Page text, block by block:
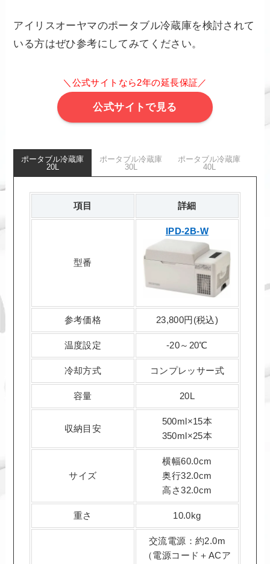
アイリスオーヤマのポータブル冷蔵庫を検討されて
いる方はぜひ参考にしてみてください。
＼公式サイトなら2年の延長保証／
公式サイトで見る
ポータブル冷蔵庫
20L
ポータブル冷蔵庫
30L
ポータブル冷蔵庫
40L
項目 詳細
型番
IPD-2B-W
参考価格 23,800円(税込)
温度設定 -20～20℃
冷却方式 コンプレッサー式
容量 20L
収納目安
500ml×15本
350ml×25本
サイズ
横幅60.0cm
奥行32.0cm
高さ32.0cm
重さ 10.0kg
交流電源：約2.0m
（電源コード＋ACア